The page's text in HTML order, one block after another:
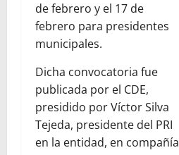
de febrero y el 17 de
febrero para presidentes
municipales.
Dicha convocatoria fue
publicada por el CDE,
presidido por Víctor Silva
Tejeda, presidente del PRI
en la entidad, en compañía